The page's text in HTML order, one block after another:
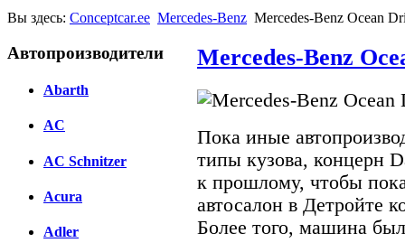
Вы здесь: Conceptcar.ee Mercedes-Benz Mercedes-Benz Ocean
Автопроизводители
Abarth
AC
AC Schnitzer
Acura
Adler
Mercedes-Benz
Пока иные
типы кузова, концерн
к прошлому, чтобы
автосалон в Детройте
Более того, машина